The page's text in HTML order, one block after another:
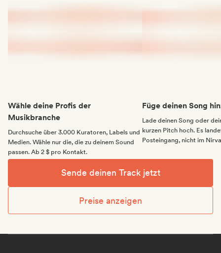
Wähle deine Profis der
Musikbranche
Durchsuche über 3.000 Kuratoren, Labels und
Medien. Wähle nur die, die zu deinem Sound
passen. Ab 2 $ pro Kontakt.
Füge deinen Song
Lade deinen Song oder
kurzen Pitch hoch. Es
Posteingang, nicht im
Sende deinen Track jetzt
Preise anzeigen